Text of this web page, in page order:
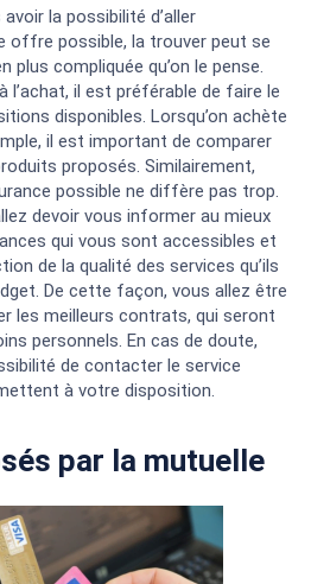
la possibilité d’aller
offre possible, la trouver peut se
plus compliquée qu’on le pense.
l’achat, il est préférable de faire le
disponibles. Lorsqu’on achète
il est important de comparer
proposés. Similairement,
possible ne diffère pas trop.
devoir vous informer au mieux
qui vous sont accessibles et
de la qualité des services qu’ils
De cette façon, vous allez être
les meilleurs contrats, qui seront
personnels. En cas de doute,
de contacter le service
à votre disposition.
par la mutuelle